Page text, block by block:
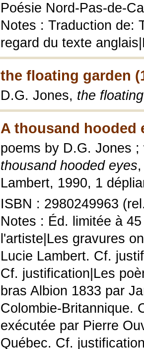
Poésie Nord-Pas-de-
Notes : Traduction de:
regard du texte
the floating garden
D.G. Jones, the
A thousand hooded
poems by D.G. Jones
thousand hooded eyes
Lambert, 1990, 1
ISBN : 2980249963
Notes : Éd. limitée à
l'artiste|Les gravures
Lucie Lambert. Cf.
Cf. justification|Les
bras Albion 1833 par
Colombie-Britannique.
exécutée par Pierre
Québec. Cf.